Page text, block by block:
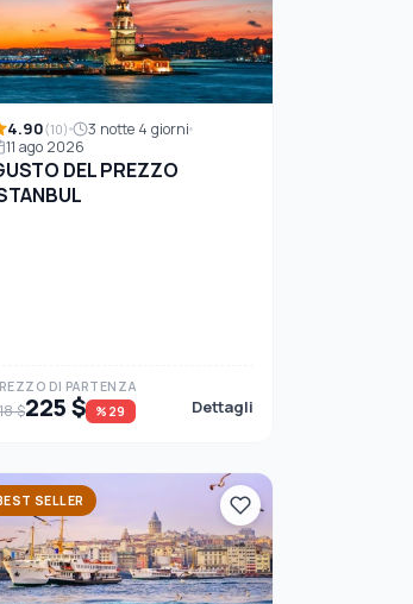
4.90(10)
3 notte 4 giorni
11 ago 2026
DEL PREZZO
DI PARTENZA
$225 $ %29 Dettagli
SELLER